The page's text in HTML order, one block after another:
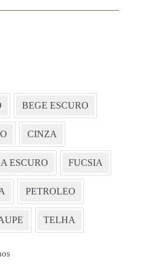
BEGE ESCURO
CINZA
ESCURO FUCSIA
PETROLEO
TELHA